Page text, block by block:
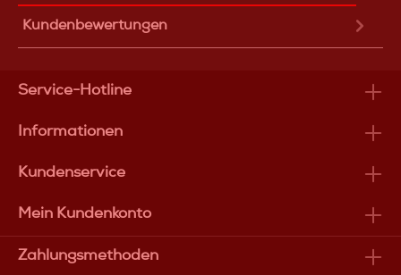
Kundenbewertungen
Service-Hotline
Informationen
Kundenservice
Mein Kundenkonto
Zahlungsmethoden